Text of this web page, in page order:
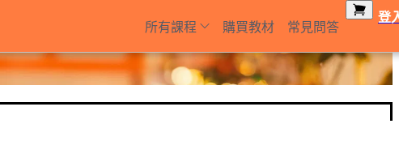
所有課程 購買教材 常見問答
登